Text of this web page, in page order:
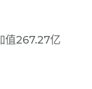
值267.27亿